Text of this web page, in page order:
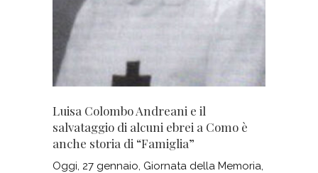
Luisa Colombo Andreani e il
salvataggio di alcuni ebrei a Como è
anche storia di “Famiglia”
Oggi, 27 gennaio, Giornata della Memoria,